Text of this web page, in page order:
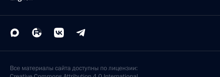
Все материалы сайта доступны по лицензии: